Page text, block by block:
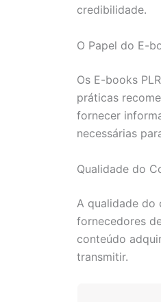
credibilidade.
O Papel do E-
Os E-books
práticas
fornecer
necessárias
Qualidade do
A qualidade do
fornecedores
conteúdo
transmitir.